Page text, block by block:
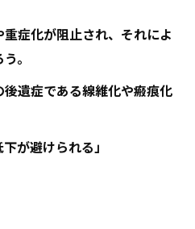
症化が阻止され、それによ
。
遺症である線維化や瘢痕化
が避けられる」